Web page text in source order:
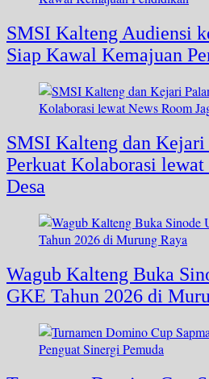
SMSI Kalteng Audiensi
Siap Kawal Kemajuan
SMSI Kalteng dan Kejari
Perkuat Kolaborasi lewat
Desa
Wagub Kalteng Buka
GKE Tahun 2026 di